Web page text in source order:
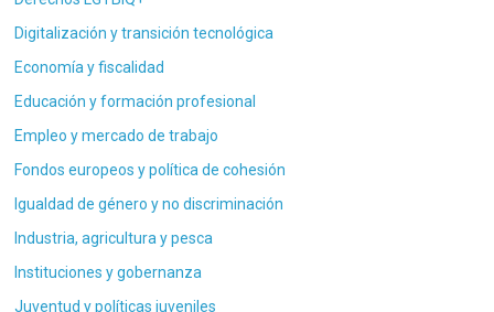
Digitalización y transición tecnológica
Economía y fiscalidad
Educación y formación profesional
Empleo y mercado de trabajo
Fondos europeos y política de cohesión
Igualdad de género y no discriminación
Industria, agricultura y pesca
Instituciones y gobernanza
Juventud y políticas juveniles